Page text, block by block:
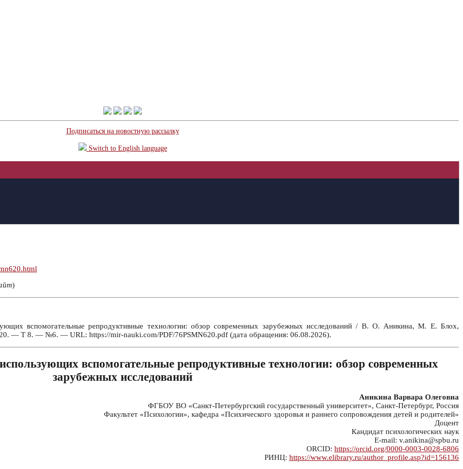
Подписаться на новостную рассылку
Switch to English language
)
вспомогательные репродуктивные технологии: обзор современных зарубежных исследований / В. О. Аникина, М. Е. Блох,
— Т 8. — №6. — URL: https://mir-nauki.com/PDF/76PSMN620.pdf (дата обращения: 06.08.2026).
вспомогательные репродуктивные технологии: обзор современных
зарубежных исследований
Аникина Варвара Олеговна
ФГБОУ ВО «Санкт-Петербургский государственный университет», Санкт-Петербург, Россия
Факультет «Психологии», кафедра «Психического здоровья и раннего сопровождения детей и родителей»
Доцент
Кандидат психологических наук
E-mail: v.anikina@spbu.ru
ORCID: https://orcid.org/0000-0003-0028-6806
РИНЦ: https://www.elibrary.ru/author_profile.asp?id=156136